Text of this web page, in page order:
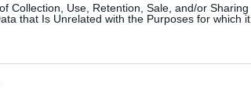
Collection, Use, Retention, Sale, and/or Sharing
that Is Unrelated with the Purposes for which it